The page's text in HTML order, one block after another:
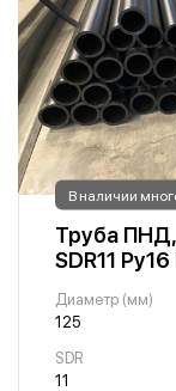
В наличии
Труба
SDR11
Диаметр (мм)
125
SDR
11